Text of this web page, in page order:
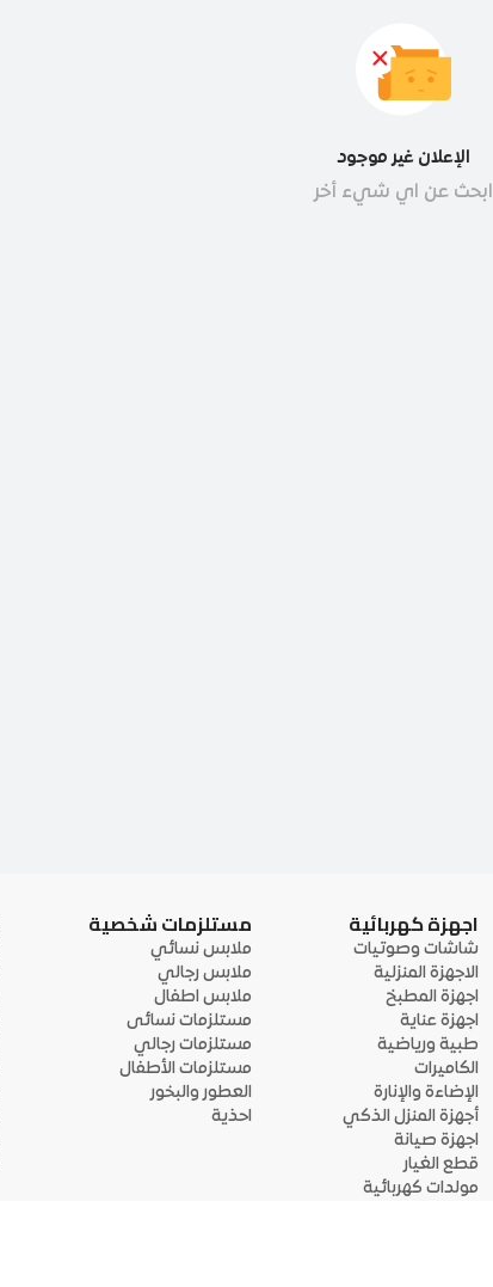
الإعلان غير موجود
ابحث عن اي شيء أخر
اجهزة كهربائية
شاشات وصوتيات
الاجهزة المنزلية
اجهزة المطبخ
اجهزة عناية
طبية ورياضية
الكاميرات
الإضاءة والإنارة
أجهزة المنزل الذكي
اجهزة صيانة
قطع الغيار
مولدات كهربائية
مستلزمات شخصية
ملابس نسائي
ملابس رجالي
ملابس اطفال
مستلزمات نسائى
مستلزمات رجالي
مستلزمات الأطفال
العطور والبخور
احذية